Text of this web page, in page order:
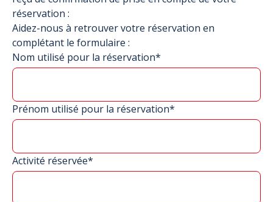
réservation :
Aidez-nous à retrouver votre réservation en
complétant le formulaire :
Nom utilisé pour la réservation*
Prénom utilisé pour la réservation*
Activité réservée*